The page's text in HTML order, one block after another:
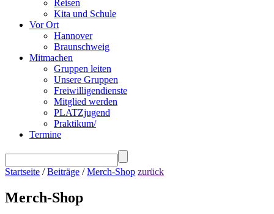
Reisen
Kita und Schule
Vor Ort
Hannover
Braunschweig
Mitmachen
Gruppen leiten
Unsere Gruppen
Freiwilligendienste
Mitglied werden
PLATZjugend
Praktikum/
Termine
Startseite /Beiträge /Merch-Shop zurück
Merch-Shop